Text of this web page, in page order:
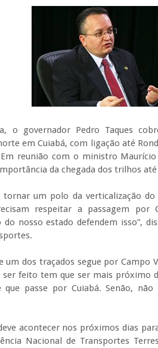
o governador Pedro Taques
em Cuiabá, com ligação até
reunião com o ministro
da chegada dos trilhos
tornar um polo da verticalização
respeitar a passagem por
nosso estado defendem isso”,
um dos traçados segue por Campo
feito tem que ser mais próximo
que passe por Cuiabá. Senão,
acontecer nos próximos dias
Nacional de Transportes